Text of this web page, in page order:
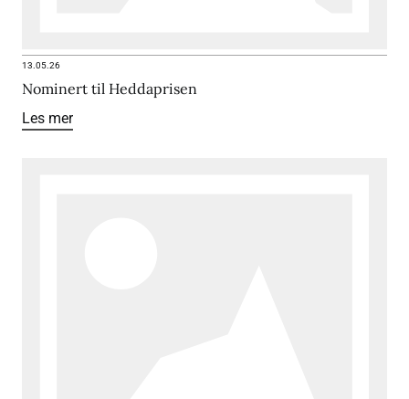
13.05.26
Nominert til Heddaprisen
Les mer